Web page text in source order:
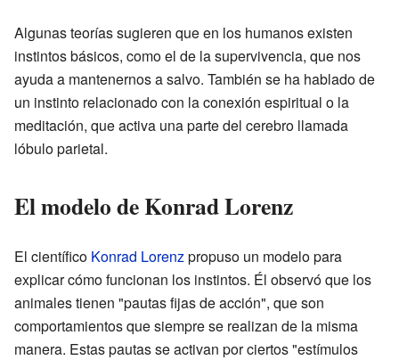
Algunas teorías sugieren que en los humanos existen
instintos básicos, como el de la supervivencia, que nos
ayuda a mantenernos a salvo. También se ha hablado de
un instinto relacionado con la conexión espiritual o la
meditación, que activa una parte del cerebro llamada
lóbulo parietal.
El modelo de Konrad Lorenz
El científico Konrad Lorenz propuso un modelo para
explicar cómo funcionan los instintos. Él observó que los
animales tienen "pautas fijas de acción", que son
comportamientos que siempre se realizan de la misma
manera. Estas pautas se activan por ciertos "estímulos